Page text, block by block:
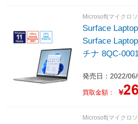
Microsoft(マイクロ
Surface
Surface
チナ 8QC-
発売日：2022/
買取金額： ￥
Microsoft(マイクロ